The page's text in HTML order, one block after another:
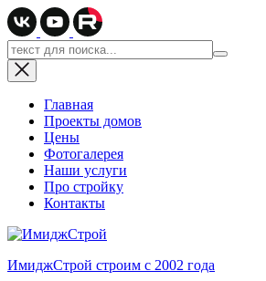
Главная
Проекты домов
Цены
Фотогалерея
Наши услуги
Про стройку
Контакты
ИмиджСтрой строим с 2002 года